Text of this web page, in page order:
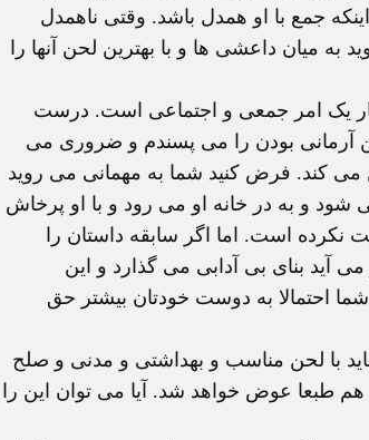
جمع با او همدل باشد. وقتی ناهمدل
میان داعشی ها و با بهترین لحن آنها را
یک امر جمعی و اجتماعی است. درست
آرمانی بودن را می پسندم و ضروری می
کند. فرض کنید شما به مهمانی می روید
و به در خانه او می رود و با او پرخاش
است. اما اگر سابقه داستان را
آید بنای بی آدابی می گذارد و این
احتمالا به دوست خودتان بیشتر حق
با لحن مناسب و بهداشتی و مدنی و صلح
طبعا عوض خواهد شد. آیا می توان این را